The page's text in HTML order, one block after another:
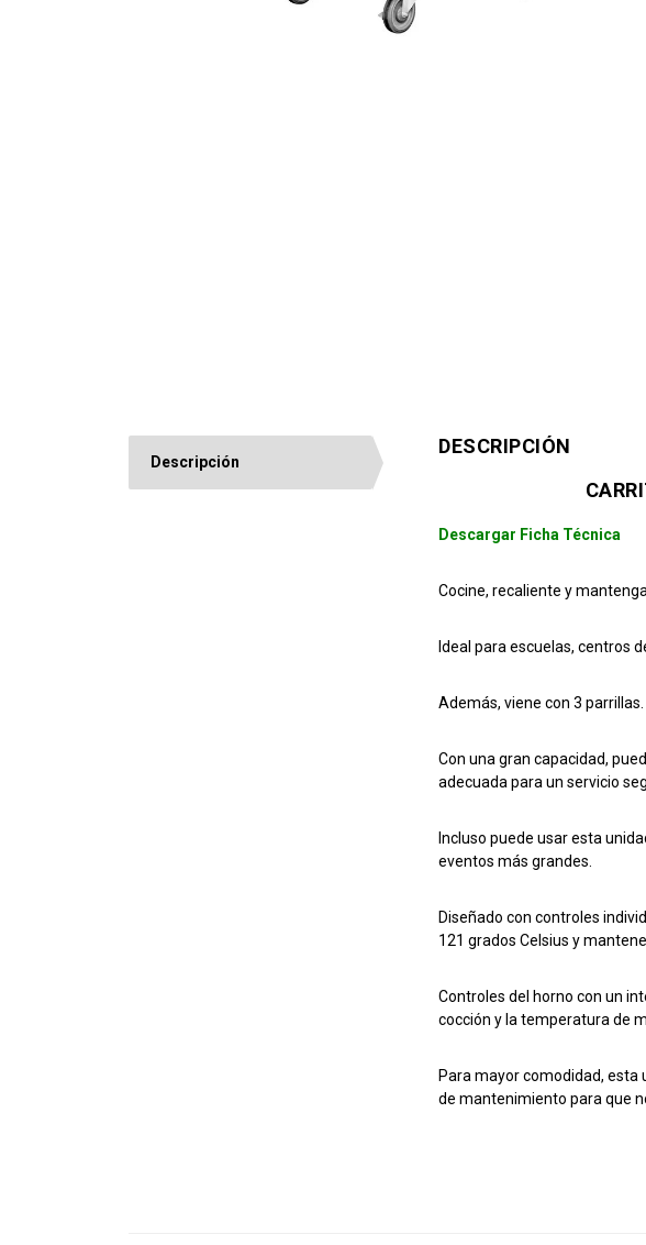
Descripción
DESCRIPCIÓN
Descargar Ficha Técnica
Cocine, recaliente y
Ideal para escuelas, centros
Además, viene con 3 parrillas.
Con una gran capacidad,
adecuada para un servicio
Incluso puede usar esta
eventos más grandes.
Diseñado con controles
121 grados Celsius y
Controles del horno con un
cocción y la temperatura de
Para mayor comodidad,
de mantenimiento para que